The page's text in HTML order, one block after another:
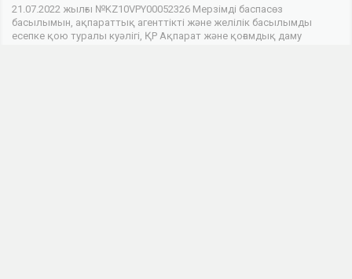
21.07.2022 жылғы №KZ10VPY00052326 Мерзімді баспасөз
басылымын, ақпараттық агенттікті және желілік басылымды
есепке қою туралы куәлігі, ҚР Ақпарат және қоғамдық даму